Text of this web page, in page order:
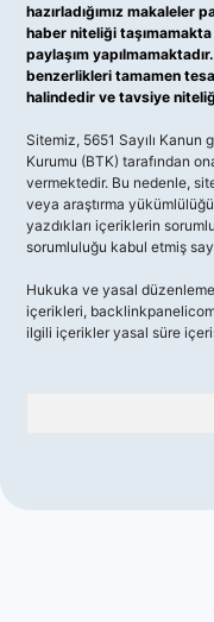
hazırladığımız makaleler
haber niteliği
paylaşım
benzerlikleri tamamen
halindedir ve tavsiye
Sitemiz, 5651 Sayılı
Kurumu (BTK) tarafından
vermektedir. Bu nedenle,
veya araştırma
yazdıkları içeriklerin
sorumluluğu kabul etmiş
Hukuka ve yasal
içerikleri,
ilgili içerikler yasal süre